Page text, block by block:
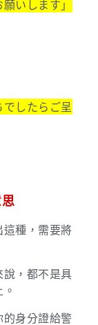
いします」
でしたらご呈
種，需要將
，都不是具
身分證給警